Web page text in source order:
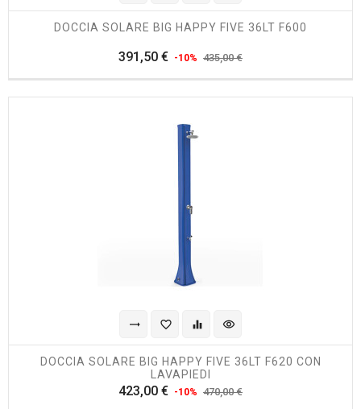
DOCCIA SOLARE BIG HAPPY FIVE 36LT F600
391,50 € Prezzo
-10% 435,00 €Prezzo
trending_flat favorite_border equalizer visibility
DOCCIA SOLARE BIG HAPPY FIVE 36LT F620 CON
LAVAPIEDI
423,00 € Prezzo
-10% 470,00 €Prezzo